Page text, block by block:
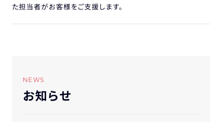
た担当者がお客様をご支援します。
NEWS
お知らせ